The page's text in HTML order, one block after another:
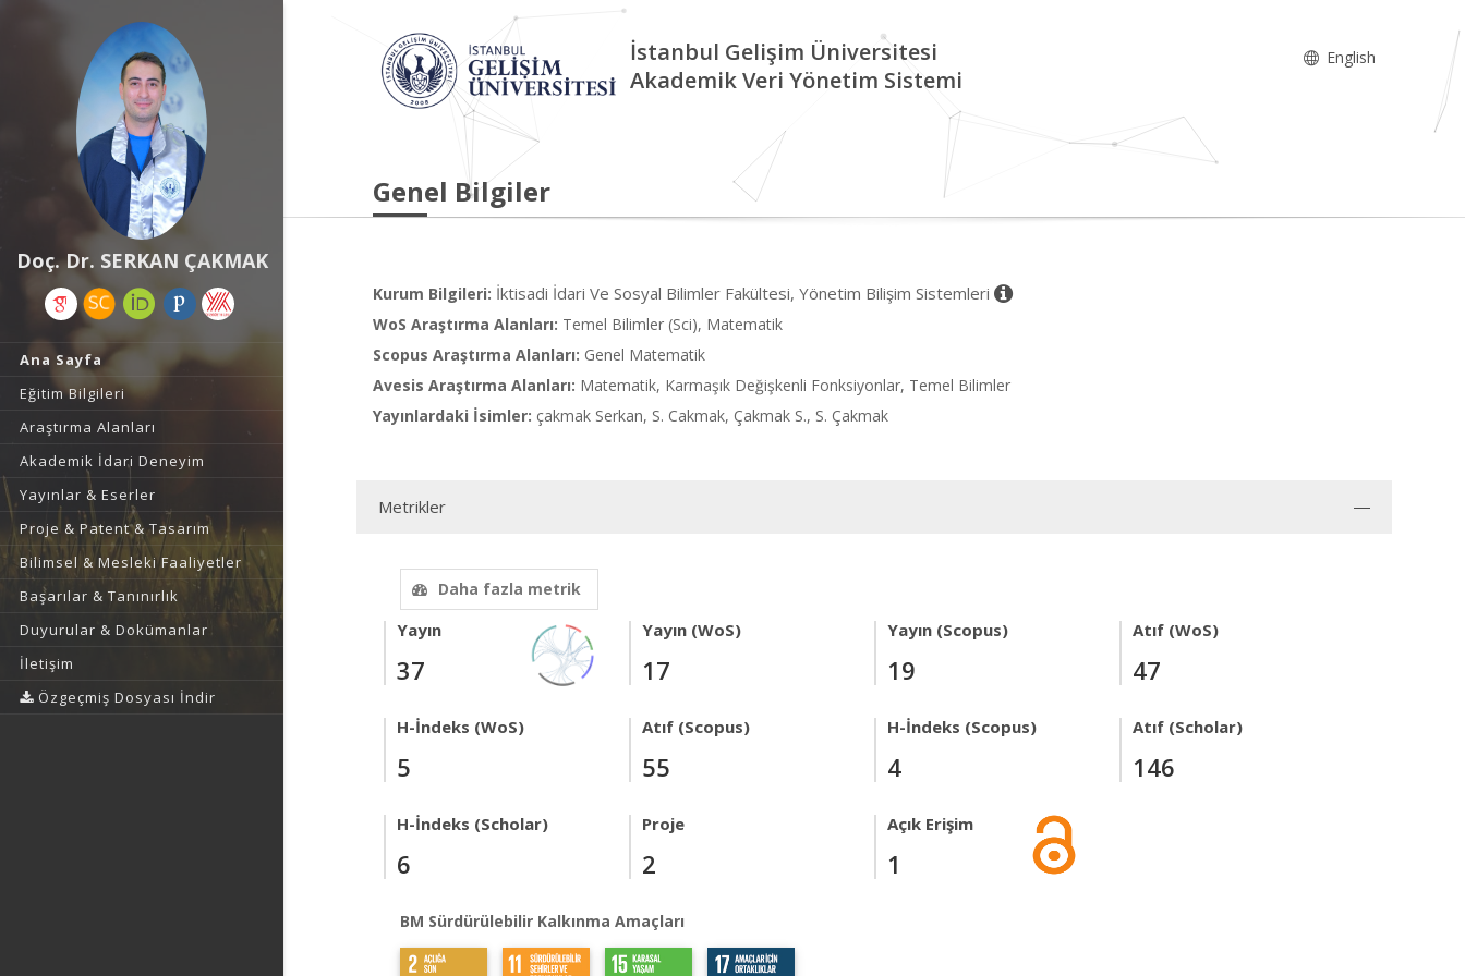
Doç. Dr. SERKAN ÇAKMAK
Ana Sayfa
Eğitim Bilgileri
Araştırma Alanları
Akademik İdari Deneyim
Yayınlar & Eserler
Proje & Patent & Tasarım
Bilimsel & Mesleki Faaliyetler
Başarılar & Tanınırlık
Duyurular & Dokümanlar
İletişim
Özgeçmiş Dosyası İndir
İstanbul Gelişim Üniversitesi
Akademik Veri Yönetim Sistemi
English
Genel Bilgiler
Kurum Bilgileri: İktisadi İdari Ve Sosyal Bilimler Fakültesi, Yönetim Bilişim Sistemleri
WoS Araştırma Alanları: Temel Bilimler (Sci), Matematik
Scopus Araştırma Alanları: Genel Matematik
Avesis Araştırma Alanları: Matematik, Karmaşık Değişkenli Fonksiyonlar, Temel Bilimler
Yayınlardaki İsimler: çakmak Serkan, S. Cakmak, Çakmak S., S. Çakmak
Metrikler
Daha fazla metrik
Yayın
37
Yayın (WoS)
17
Yayın (Scopus)
19
Atıf (WoS)
47
H-İndeks (WoS)
5
Atıf (Scopus)
55
H-İndeks (Scopus)
4
Atıf (Scholar)
146
H-İndeks (Scholar)
6
Proje
2
Açık Erişim
1
BM Sürdürülebilir Kalkınma Amaçları